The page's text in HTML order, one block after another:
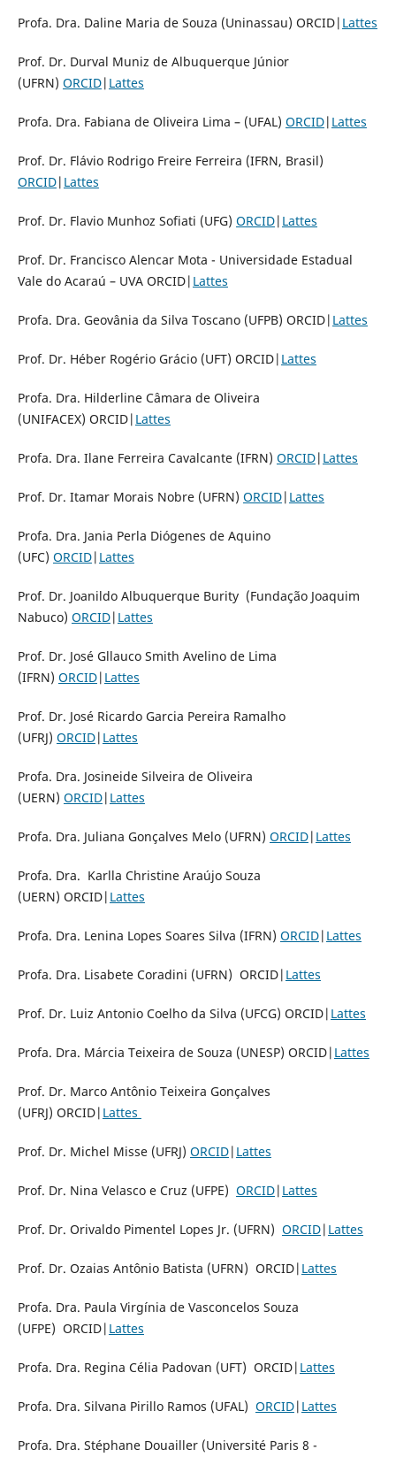
Profa. Dra. Daline Maria de Souza (Uninassau) ORCID| Lattes
Prof. Dr. Durval Muniz de Albuquerque Júnior
(UFRN) ORCID| Lattes
Profa. Dra. Fabiana de Oliveira Lima – (UFAL) ORCID| Lattes
Prof. Dr. Flávio Rodrigo Freire Ferreira (IFRN, Brasil)
ORCID| Lattes
Prof. Dr. Flavio Munhoz Sofiati (UFG) ORCID| Lattes
Prof. Dr. Francisco Alencar Mota - Universidade Estadual
Vale do Acaraú – UVA ORCID| Lattes
Profa. Dra. Geovânia da Silva Toscano (UFPB) ORCID| Lattes
Prof. Dr. Héber Rogério Grácio (UFT) ORCID| Lattes
Profa. Dra. Hilderline Câmara de Oliveira
(UNIFACEX) ORCID| Lattes
Profa. Dra. Ilane Ferreira Cavalcante (IFRN) ORCID| Lattes
Prof. Dr. Itamar Morais Nobre (UFRN) ORCID| Lattes
Profa. Dra. Jania Perla Diógenes de Aquino
(UFC) ORCID| Lattes
Prof. Dr. Joanildo Albuquerque Burity (Fundação Joaquim
Nabuco) ORCID| Lattes
Prof. Dr. José Gllauco Smith Avelino de Lima
(IFRN) ORCID| Lattes
Prof. Dr. José Ricardo Garcia Pereira Ramalho
(UFRJ) ORCID| Lattes
Profa. Dra. Josineide Silveira de Oliveira
(UERN) ORCID| Lattes
Profa. Dra. Juliana Gonçalves Melo (UFRN) ORCID| Lattes
Profa. Dra. Karlla Christine Araújo Souza
(UERN) ORCID| Lattes
Profa. Dra. Lenina Lopes Soares Silva (IFRN) ORCID| Lattes
Profa. Dra. Lisabete Coradini (UFRN) ORCID| Lattes
Prof. Dr. Luiz Antonio Coelho da Silva (UFCG) ORCID| Lattes
Profa. Dra. Márcia Teixeira de Souza (UNESP) ORCID| Lattes
Prof. Dr. Marco Antônio Teixeira Gonçalves
(UFRJ) ORCID| Lattes
Prof. Dr. Michel Misse (UFRJ) ORCID| Lattes
Prof. Dr. Nina Velasco e Cruz (UFPE) ORCID| Lattes
Prof. Dr. Orivaldo Pimentel Lopes Jr. (UFRN) ORCID| Lattes
Prof. Dr. Ozaias Antônio Batista (UFRN) ORCID| Lattes
Profa. Dra. Paula Virgínia de Vasconcelos Souza
(UFPE) ORCID| Lattes
Profa. Dra. Regina Célia Padovan (UFT) ORCID| Lattes
Profa. Dra. Silvana Pirillo Ramos (UFAL) ORCID| Lattes
Profa. Dra. Stéphane Douailler (Université Paris 8 -